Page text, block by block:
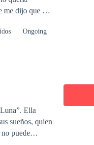
me dijo que él
a mi vida
todos los
Ongoing
Ella
sueños, quien
puede